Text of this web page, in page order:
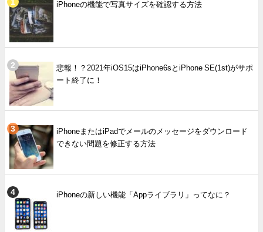
iPhoneの機能で写真サイズを確認する方法
悲報！？2021年iOS15はiPhone6sとiPhone SE(1st)がサポ
ート終了に！
iPhoneまたはiPadでメールのメッセージをダウンロード
できない問題を修正する方法
iPhoneの新しい機能「Appライブラリ」ってなに？